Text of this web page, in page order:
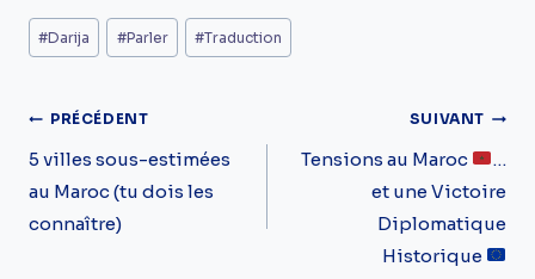
Étiquettes
de
publication :
#Darija #Parler #Traduction
Navigation
De
L’article
PRÉCÉDENT
5 villes sous-estimées
au Maroc (tu dois les
connaître)
SUIVANT
Tensions au Maroc
…
et une Victoire
Diplomatique
Historique